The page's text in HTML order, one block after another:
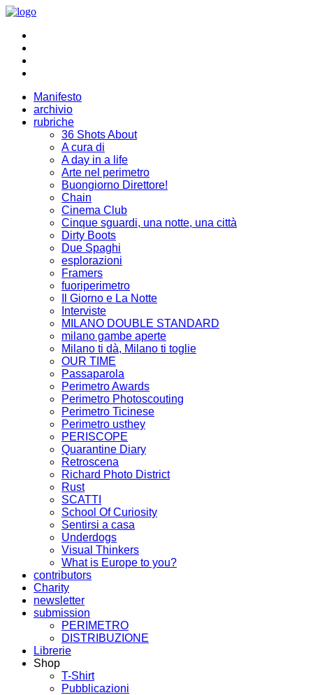
Manifesto
archivio
rubriche
36 Shots About
A cura di
A day in a life
Arte nel perimetro
Buongiorno Direttore!
Chain
Cinema Club
Cinque sguardi, una notte, una città
Dirty Boots
Due Spaghi
esplorazioni
Framers
fuoriperimetro
Il Giorno e La Notte
Interviste
MILANO DOUBLE STANDARD
milano gambe aperte
Milano ti dà, Milano ti toglie
OUR TIME
Passaparola
Perimetro Awards
Perimetro Photoscouting
Perimetro Ticinese
Perimetro usthey
PERISCOPE
Quarantine Diary
Retroscena
Richard Photo District
Rust
SCATTI
School Of Curiosity
Sentirsi a casa
Underdogs
Visual Thinkers
What is Europe to you?
contributors
Charity
newsletter
submission
PERIMETRO
DISTRIBUZIONE
Librerie
Shop
T-Shirt
Pubblicazioni